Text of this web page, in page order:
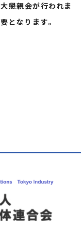
懇親会が行われま
となります。